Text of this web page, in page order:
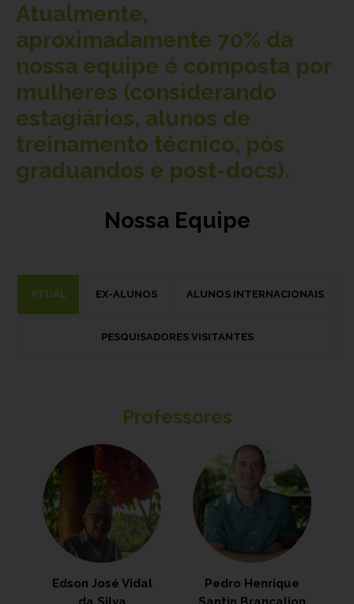
Atualmente,
aproximadamente 70% da
nossa equipe é composta por
mulheres (considerando
estagiários, alunos de
treinamento técnico, pós
graduandos e post-docs).
Nossa Equipe
ATUAL EX-ALUNOS ALUNOS INTERNACIONAIS
PESQUISADORES VISITANTES
Professores
Edson José Vidal
Pedro Henrique